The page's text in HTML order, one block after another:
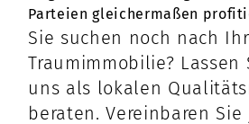
Parteien gleichermaßen
Sie suchen noch nach
Traumimmobilie? Lassen
uns als lokalen
beraten. Vereinbaren